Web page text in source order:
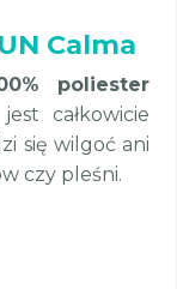
Calma
poliester
całkowicie
się wilgoć ani
czy pleśni.